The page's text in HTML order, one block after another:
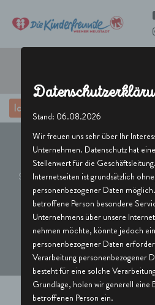
Zum
Inhalt
Ich möchte Mitglied werden
Startseite»Opt in & Out Einstellungen
Opt in & Out
Stand: 06.08.2026
Wir freuen uns sehr über Ihr
Unternehmen. Datenschutz hat
Stellenwert für die
Internetseiten ist grundsätzlich
personenbezogener Daten
betroffene Person besondere
Unternehmens über unsere
nehmen möchte, könnte jedoch
personenbezogener Daten
Verarbeitung personenbezogener
besteht für eine solche
Grundlage, holen wir generell eine
betroffenen Person ein.